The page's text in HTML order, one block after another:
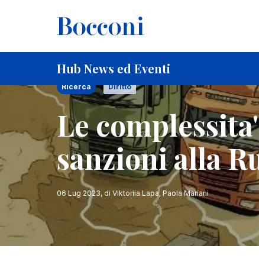
Hub News ed Eventi
Briciole di pane
Home Le complessita' giuridiche delle sanzioni alla
Ricerca Diritto
Le
sanzioni alla
06 Lug 2023, di Viktoriia Lapa, Paola Mariani